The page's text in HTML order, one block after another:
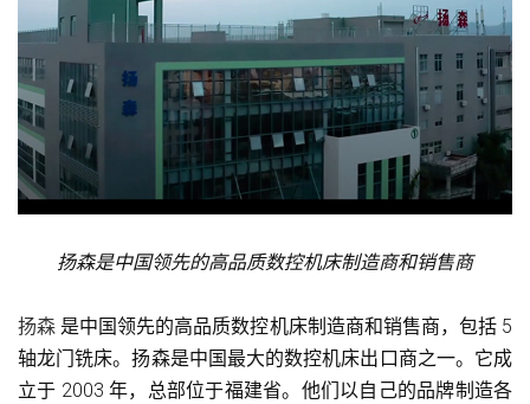
扬森是中国领先的高品质数控机床制造商和销售商
扬森 是中国领先的高品质数控机床制造商和销售商，包括 5
轴龙门铣床。扬森是中国最大的数控机床出口商之一。它成
立于 2003 年，总部位于福建省。他们以自己的品牌制造各